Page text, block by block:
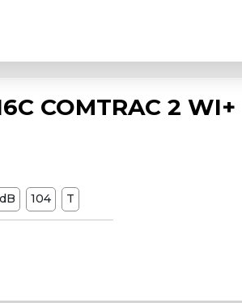
COMTRAC 2 WI+
104 T